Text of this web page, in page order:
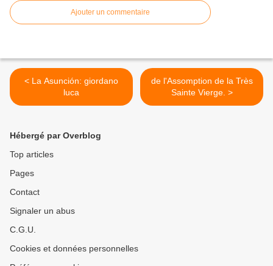
Ajouter un commentaire
< La Asunción: giordano
luca
de l'Assomption de la Très
Sainte Vierge. >
Hébergé par Overblog
Top articles
Pages
Contact
Signaler un abus
C.G.U.
Cookies et données personnelles